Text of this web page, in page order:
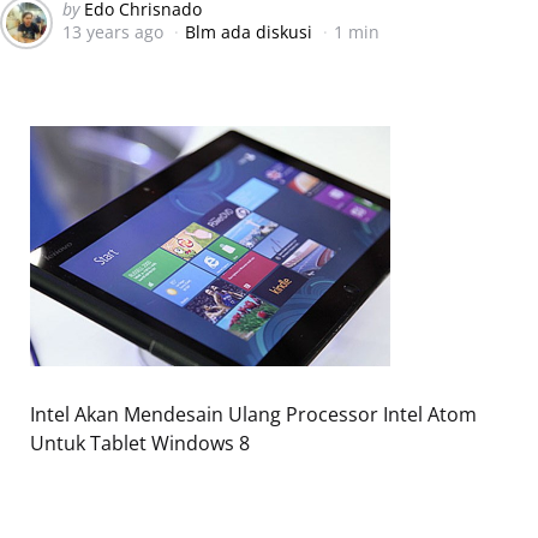
Posted
by
by Edo Chrisnado
13 years ago
Blm ada diskusi 1 min
Intel Akan Mendesain Ulang Processor Intel Atom
Untuk Tablet Windows 8